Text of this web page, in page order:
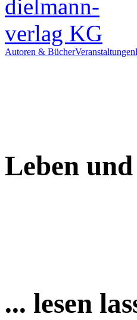
Autoren & BücherVeranstaltungen
Leben und
... lesen